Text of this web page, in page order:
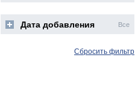
Дата добавления Все
Сбросить фильтр